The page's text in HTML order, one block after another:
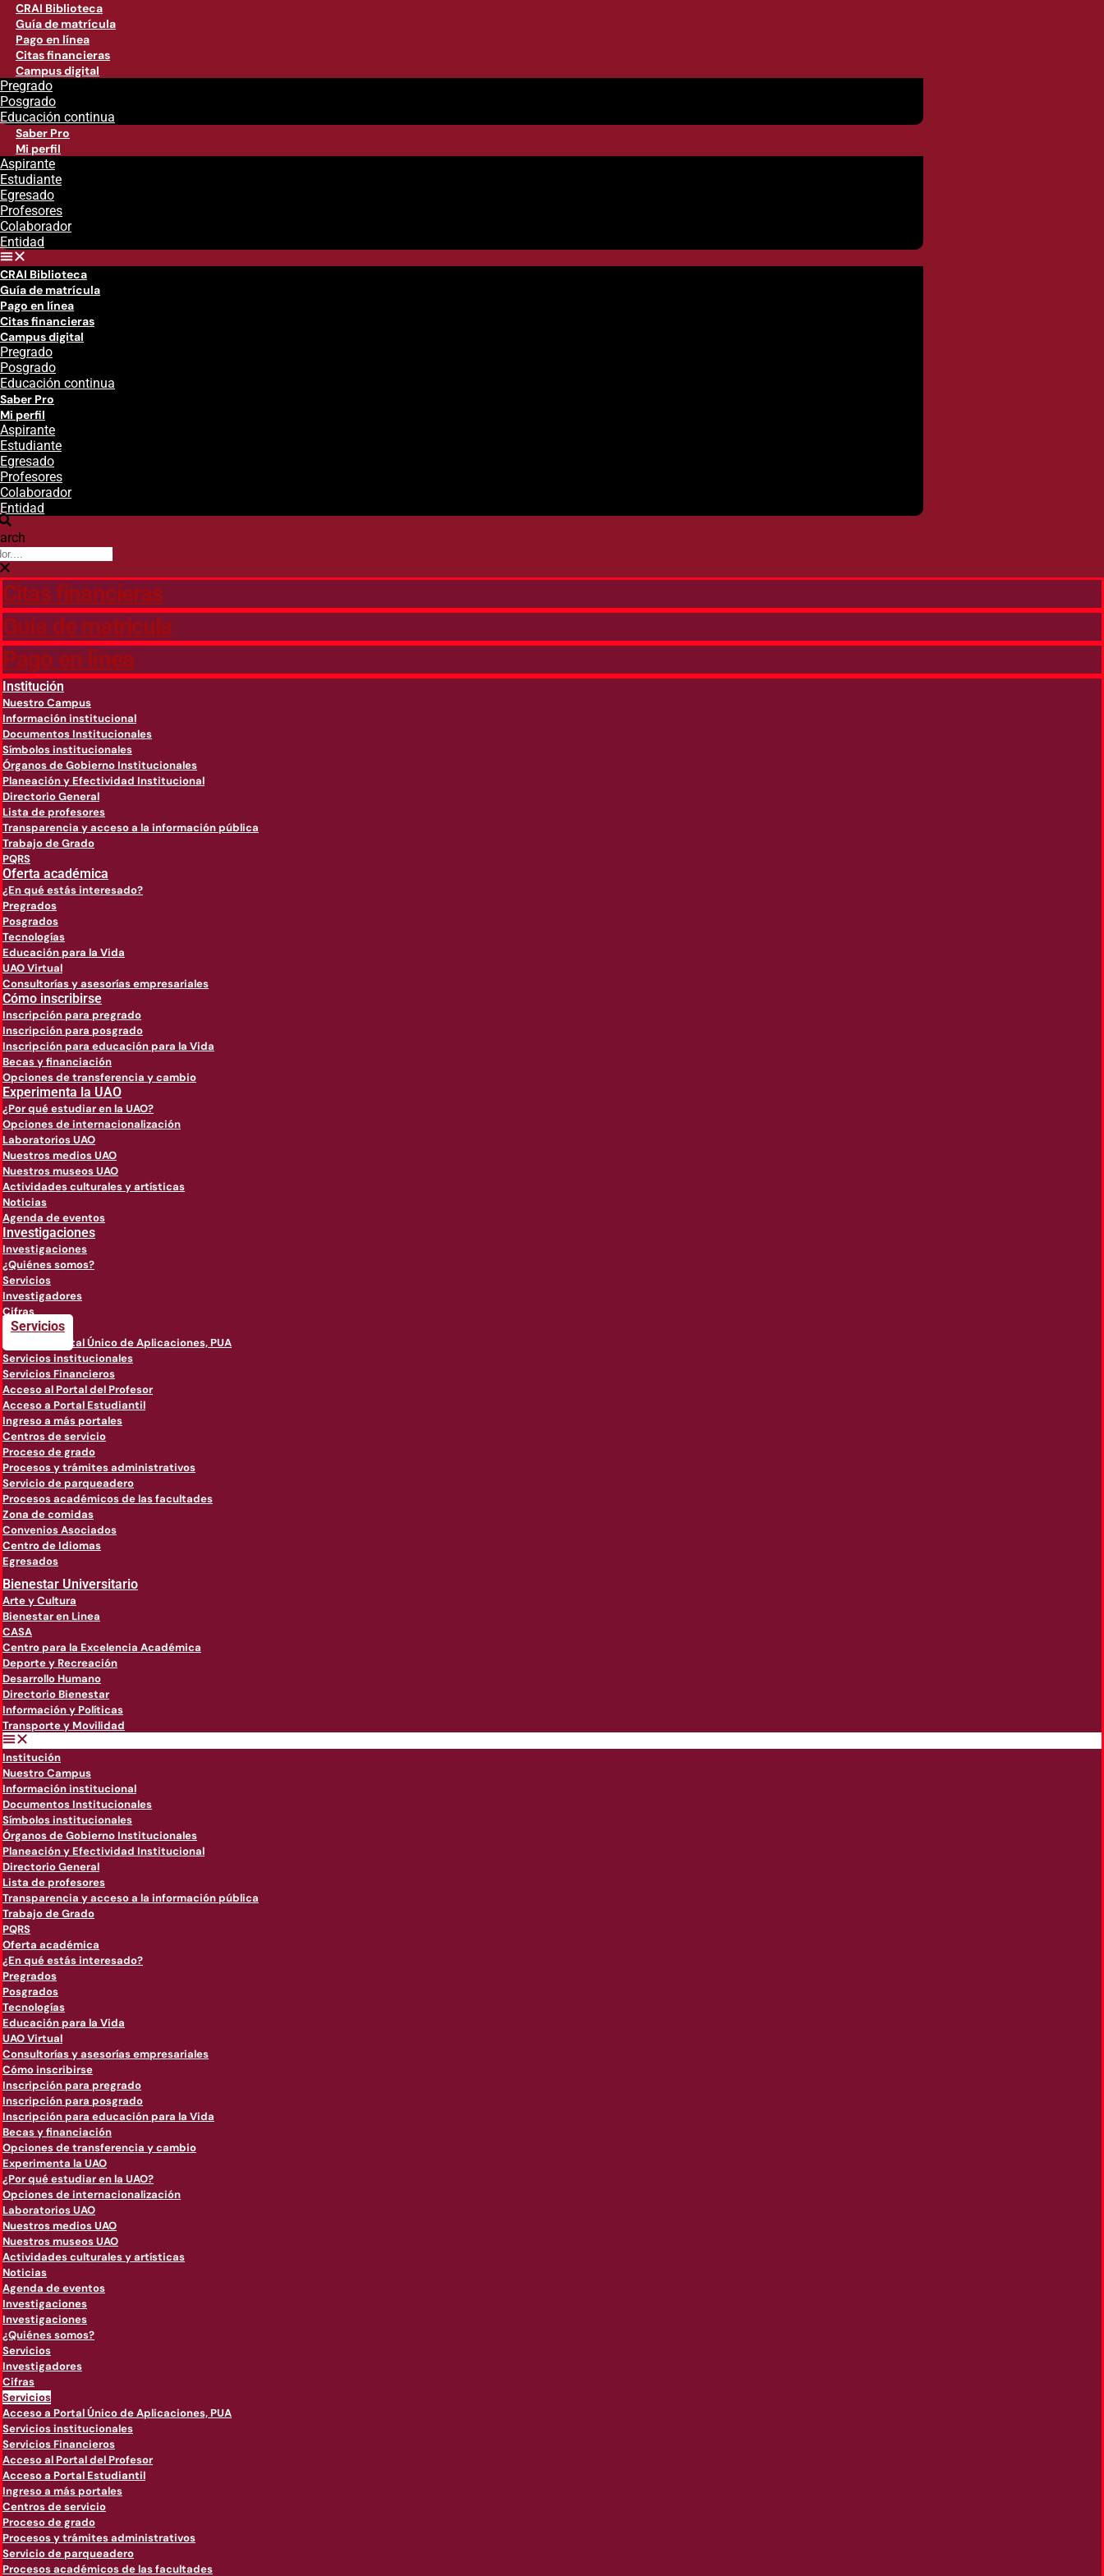
CRAI Biblioteca
Guía de matrícula
Pago en línea
Citas financieras
Campus digital
Pregrado
Posgrado
Educación continua
Saber Pro
Mi perfil
Aspirante
Estudiante
Egresado
Profesores
Colaborador
Entidad
CRAI Biblioteca
Guía de matrícula
Pago en línea
Citas financieras
Campus digital
Pregrado
Posgrado
Educación continua
Saber Pro
Mi perfil
Aspirante
Estudiante
Egresado
Profesores
Colaborador
Entidad
Citas financieras
Guía de matricula
Pago en línea
Institución
Nuestro Campus
Información institucional
Documentos Institucionales
Símbolos institucionales
Órganos de Gobierno Institucionales
Planeación y Efectividad Institucional
Directorio General
Lista de profesores
Transparencia y acceso a la información pública
Trabajo de Grado
PQRS
Oferta académica
¿En qué estás interesado?
Pregrados
Posgrados
Tecnologías
Educación para la Vida
UAO Virtual
Consultorías y asesorías empresariales
Cómo inscribirse
Inscripción para pregrado
Inscripción para posgrado
Inscripción para educación para la Vida
Becas y financiación
Opciones de transferencia y cambio
Experimenta la UAO
¿Por qué estudiar en la UAO?
Opciones de internacionalización
Laboratorios UAO
Nuestros medios UAO
Nuestros museos UAO
Actividades culturales y artísticas
Noticias
Agenda de eventos
Investigaciones
Investigaciones
¿Quiénes somos?
Servicios
Investigadores
Cifras
Servicios
Acceso a Portal Único de Aplicaciones, PUA
Servicios institucionales
Servicios Financieros
Acceso al Portal del Profesor
Acceso a Portal Estudiantil
Ingreso a más portales
Centros de servicio
Proceso de grado
Procesos y trámites administrativos
Servicio de parqueadero
Procesos académicos de las facultades
Zona de comidas
Convenios Asociados
Centro de Idiomas
Egresados
Bienestar Universitario
Arte y Cultura
Bienestar en Linea
CASA
Centro para la Excelencia Académica
Deporte y Recreación
Desarrollo Humano
Directorio Bienestar
Información y Políticas
Transporte y Movilidad
Institución
Nuestro Campus
Información institucional
Documentos Institucionales
Símbolos institucionales
Órganos de Gobierno Institucionales
Planeación y Efectividad Institucional
Directorio General
Lista de profesores
Transparencia y acceso a la información pública
Trabajo de Grado
PQRS
Oferta académica
¿En qué estás interesado?
Pregrados
Posgrados
Tecnologías
Educación para la Vida
UAO Virtual
Consultorías y asesorías empresariales
Cómo inscribirse
Inscripción para pregrado
Inscripción para posgrado
Inscripción para educación para la Vida
Becas y financiación
Opciones de transferencia y cambio
Experimenta la UAO
¿Por qué estudiar en la UAO?
Opciones de internacionalización
Laboratorios UAO
Nuestros medios UAO
Nuestros museos UAO
Actividades culturales y artísticas
Noticias
Agenda de eventos
Investigaciones
Investigaciones
¿Quiénes somos?
Servicios
Investigadores
Cifras
Servicios
Acceso a Portal Único de Aplicaciones, PUA
Servicios institucionales
Servicios Financieros
Acceso al Portal del Profesor
Acceso a Portal Estudiantil
Ingreso a más portales
Centros de servicio
Proceso de grado
Procesos y trámites administrativos
Servicio de parqueadero
Procesos académicos de las facultades